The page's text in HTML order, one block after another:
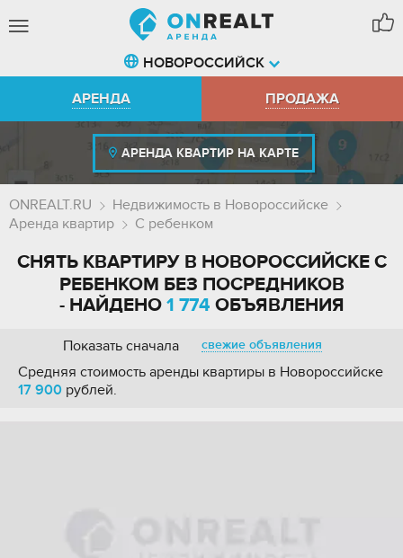
НОВОРОССИЙСК
АРЕНДА
ПРОДАЖА
АРЕНДА КВАРТИР НА КАРТЕ
ONREALT.RU
Недвижимость в Новороссийске
Аренда квартир
С ребенком
СНЯТЬ КВАРТИРУ В НОВОРОССИЙСКЕ С
РЕБЕНКОМ БЕЗ ПОСРЕДНИКОВ
- НАЙДЕНО 1 774 ОБЪЯВЛЕНИЯ
Показать сначала свежие объявления
Средняя стоимость аренды квартиры в Новороссийске
17 900 рублей.